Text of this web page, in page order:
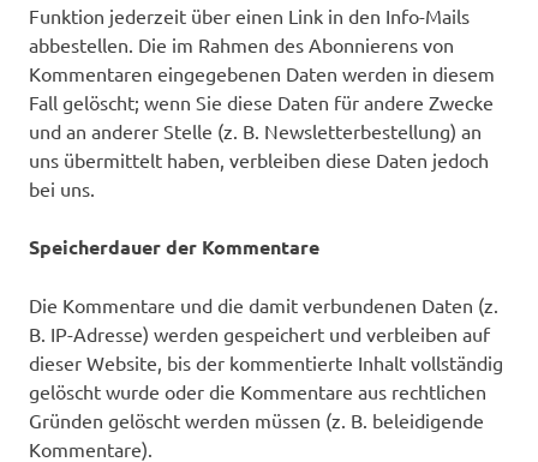
Funktion jederzeit über einen Link in den Info-Mails
abbestellen. Die im Rahmen des Abonnierens von
Kommentaren eingegebenen Daten werden in diesem
Fall gelöscht; wenn Sie diese Daten für andere Zwecke
und an anderer Stelle (z. B. Newsletterbestellung) an
uns übermittelt haben, verbleiben diese Daten jedoch
bei uns.
Speicherdauer der Kommentare
Die Kommentare und die damit verbundenen Daten (z.
B. IP-Adresse) werden gespeichert und verbleiben auf
dieser Website, bis der kommentierte Inhalt vollständig
gelöscht wurde oder die Kommentare aus rechtlichen
Gründen gelöscht werden müssen (z. B. beleidigende
Kommentare).